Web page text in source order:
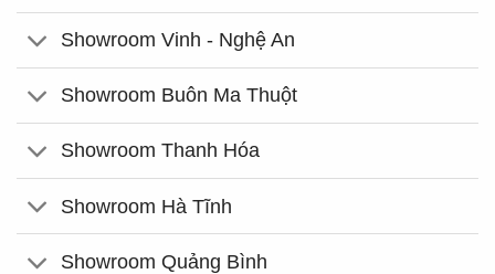
Showroom Vinh - Nghệ An
Showroom Buôn Ma Thuột
Showroom Thanh Hóa
Showroom Hà Tĩnh
Showroom Quảng Bình